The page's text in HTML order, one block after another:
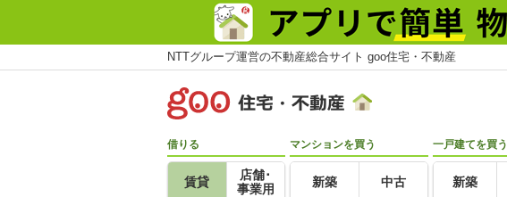
NTTグループ運営の不動産総合サイト goo住宅・不動産
借りる
賃貸
店舗･
事業用
マンションを買う
新築 中古
一戸建てを買う
新築